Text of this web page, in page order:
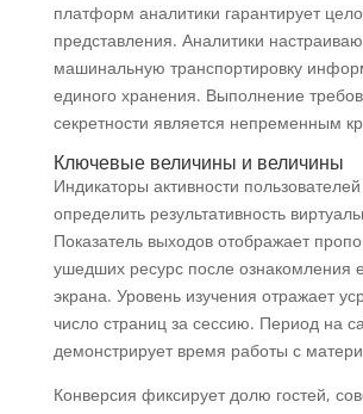
платформ аналитики гарантирует
представления. Аналитики
машинальную транспортировку
единого хранения. Выполнение
секретности является непременным
Ключевые величины и величины
Индикаторы активности
определить результативность
Показатель выходов отображает
ушедших ресурс после ознакомления
экрана. Уровень изучения отражает
число страниц за сессию. Период на
демонстрирует время работы с
Конверсия фиксирует долю гостей,